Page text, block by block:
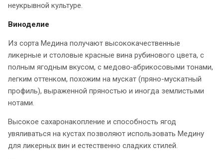
неукрывной культуре.
Виноделие
Из сорта Медина получают высококачественные
ликерные и столовые красные вина рубинового цвета, с
полным ягодным вкусом, с медово‑абрикосовыми тонами,
легким оттенком, похожим на мускат (пряно-мускатный
профиль), выраженной пряностью и иногда землистыми
нотами.
Высокое сахаронакопление и способность ягод
увяливаться на кустах позволяют использовать Медину
для ликерных вин и естественно сладких стилей.